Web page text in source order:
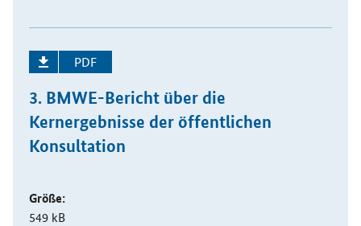
PDF
3. BMWE-Bericht über die
Kernergebnisse der öffentlichen
Konsultation
Größe:
549 kB